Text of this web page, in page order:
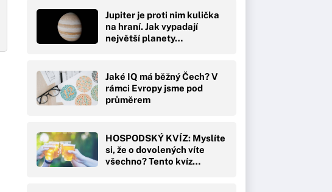
Jupiter je proti nim kulička
na hraní. Jak vypadají
největší planety…
Jaké IQ má běžný Čech? V
rámci Evropy jsme pod
průměrem
HOSPODSKÝ KVÍZ: Myslíte
si, že o dovolených víte
všechno? Tento kvíz…